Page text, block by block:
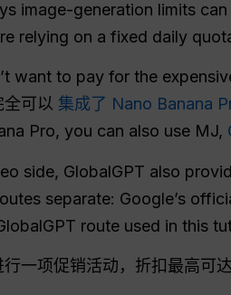
image-generation limits
relying on a fixed daily
want to pay for the
全可以 集成了 Nano Banana
Pro, you can also use MJ,
side, GlobalGPT also
separate: Google’s
route used in this
行一项促销活动，折扣最高可达